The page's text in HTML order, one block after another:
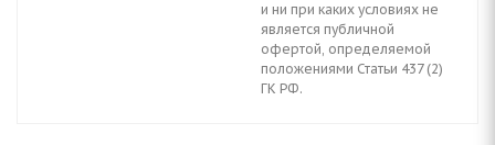
и ни при каких условиях не
является публичной
офертой, определяемой
положениями Статьи 437 (2)
ГК РФ.